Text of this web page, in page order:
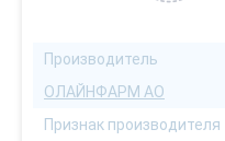
Производитель
ОЛАЙНФАРМ АО
Признак производителя